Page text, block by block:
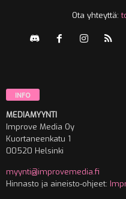
Ota yhteyttä:
INFO
MEDIAMYYNTI
Improve Media Oy
Kuortaneenkatu 1
00520 Helsinki
myynti@improvemedia.fi
Hinnasto ja aineisto-ohjeet: